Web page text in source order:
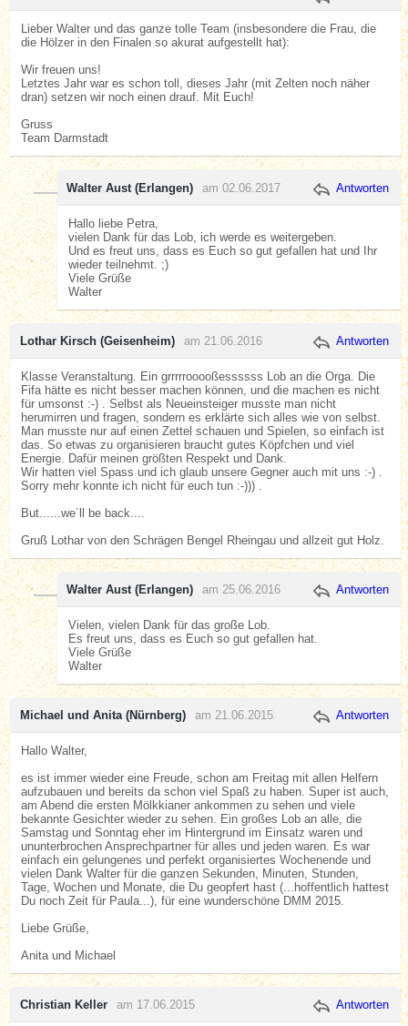
Lieber Walter und das ganze tolle Team (insbesondere die Frau, die
die Hölzer in den Finalen so akurat aufgestellt hat):
Wir freuen uns!
Letztes Jahr war es schon toll, dieses Jahr (mit Zelten noch näher
dran) setzen wir noch einen drauf. Mit Euch!
Gruss
Team Darmstadt
Walter Aust (Erlangen) am 02.06.2017 Antworten
Hallo liebe Petra,
vielen Dank für das Lob, ich werde es weitergeben.
Und es freut uns, dass es Euch so gut gefallen hat und Ihr
wieder teilnehmt. ;)
Viele Grüße
Walter
Lothar Kirsch (Geisenheim) am 21.06.2016 Antworten
Klasse Veranstaltung. Ein grrrrrooooßessssss Lob an die Orga. Die
Fifa hätte es nicht besser machen können, und die machen es nicht
für umsonst :-) . Selbst als Neueinsteiger musste man nicht
herumirren und fragen, sondern es erklärte sich alles wie von selbst.
Man musste nur auf einen Zettel schauen und Spielen, so einfach ist
das. So etwas zu organisieren braucht gutes Köpfchen und viel
Energie. Dafür meinen größten Respekt und Dank.
Wir hatten viel Spass und ich glaub unsere Gegner auch mit uns :-) .
Sorry mehr konnte ich nicht für euch tun :-))) .
But......we´ll be back....
Gruß Lothar von den Schrägen Bengel Rheingau und allzeit gut Holz.
Walter Aust (Erlangen) am 25.06.2016 Antworten
Vielen, vielen Dank für das große Lob.
Es freut uns, dass es Euch so gut gefallen hat.
Viele Grüße
Walter
Michael und Anita (Nürnberg) am 21.06.2015 Antworten
Hallo Walter,
es ist immer wieder eine Freude, schon am Freitag mit allen Helfern
aufzubauen und bereits da schon viel Spaß zu haben. Super ist auch,
am Abend die ersten Mölkkianer ankommen zu sehen und viele
bekannte Gesichter wieder zu sehen. Ein großes Lob an alle, die
Samstag und Sonntag eher im Hintergrund im Einsatz waren und
ununterbrochen Ansprechpartner für alles und jeden waren. Es war
einfach ein gelungenes und perfekt organisiertes Wochenende und
vielen Dank Walter für die ganzen Sekunden, Minuten, Stunden,
Tage, Wochen und Monate, die Du geopfert hast (...hoffentlich hattest
Du noch Zeit für Paula...), für eine wunderschöne DMM 2015.
Liebe Grüße,
Anita und Michael
Christian Keller am 17.06.2015 Antworten